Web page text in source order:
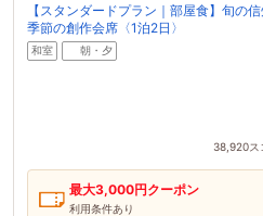
【スタンダードプラン｜部屋食】旬の
季節の創作会席〈1泊2日〉
和室 朝・夕
38,920ス
最大3,000円クーポン
利用条件あり